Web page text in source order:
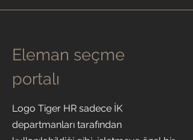
Eleman seçme
portalı
Logo Tiger HR sadece İK
departmanları tarafından